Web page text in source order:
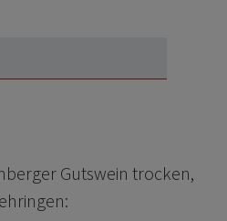
Gutswein trocken,